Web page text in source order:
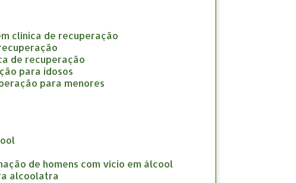
clínica de recuperação
de recuperação
para idosos
para menores
de homens com vício em álcool
alcoolatra